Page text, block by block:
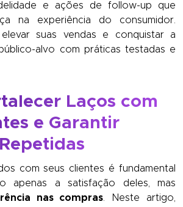
e ações de follow-up que
na experiência do consumidor.
suas vendas e conquistar a
alvo com práticas testadas e
Laços com
e Garantir
com seus clientes é fundamental
apenas a satisfação deles, mas
nas compras . Neste artigo,